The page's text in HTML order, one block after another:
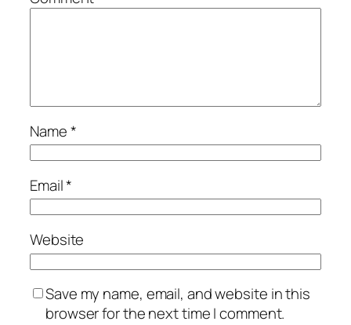
Name*
Email*
Website
Save my name, email, and website in this
browser for the next time I comment.